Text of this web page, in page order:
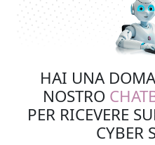
HAI UNA
NOSTRO
PER RICEVERE
CYBER